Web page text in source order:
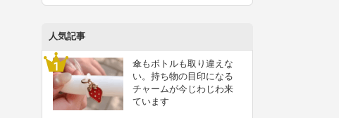
人気記事
傘もボトルも取り違えな
い。持ち物の目印になる
チャームが今じわじわ来
ています